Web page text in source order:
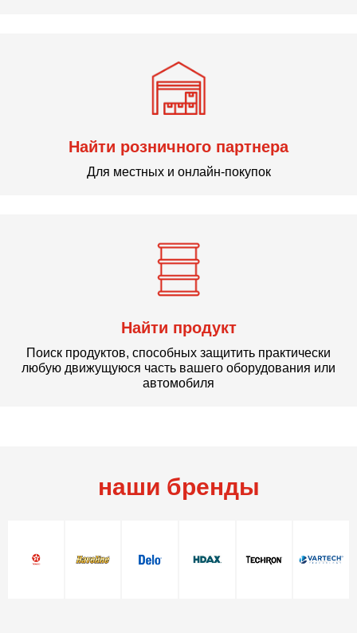
Найти розничного партнера
Для местных и онлайн-покупок
Найти продукт
Поиск продуктов, способных защитить практически
любую движущуюся часть вашего оборудования или
автомобиля
наши бренды